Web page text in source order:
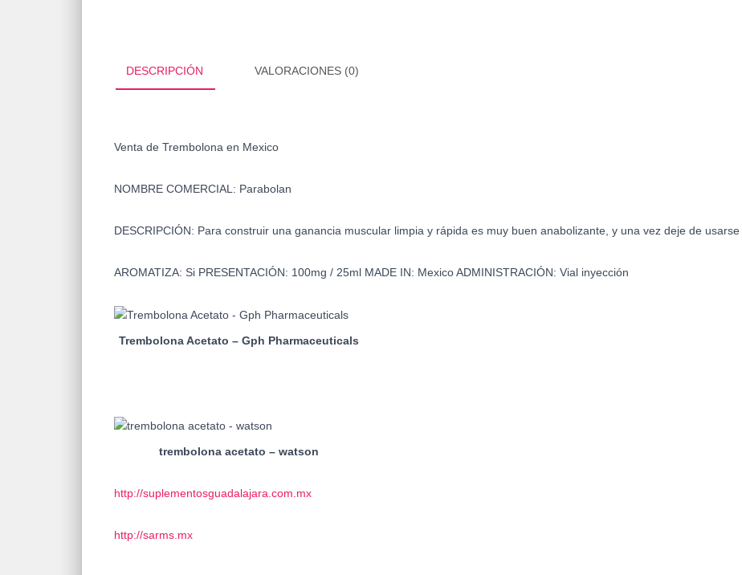
DESCRIPCIÓN VALORACIONES (0)
Venta de Trembolona en Mexico
NOMBRE COMERCIAL: Parabolan
DESCRIPCIÓN: Para construir una ganancia muscular limpia y rápida es muy buen anabolizante, y una vez deje de
AROMATIZA: Si PRESENTACIÓN: 100mg / 25ml MADE IN: MexicoADMINISTRACIÓN: Vial inyección
Trembolona Acetato – Gph Pharmaceuticals
trembolona acetato – watson
http://suplementosguadalajara.com.mx
http://sarms.mx